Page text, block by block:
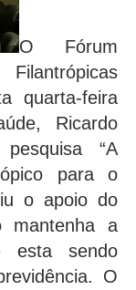
O Fórum
quarta-feira
Ricardo
“A
para o
o apoio do
mantenha a
esta sendo
O